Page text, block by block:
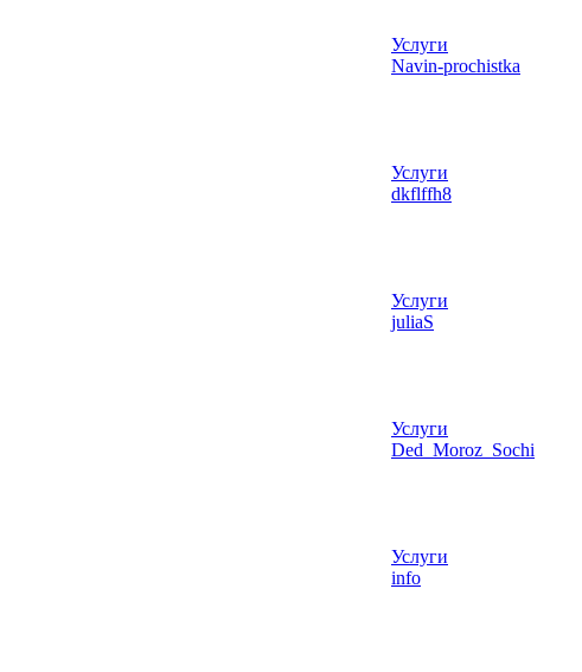
Услуги
Navin-prochistka
Услуги
dkflffh8
Услуги
juliaS
Услуги
Ded_Moroz_Sochi
Услуги
info